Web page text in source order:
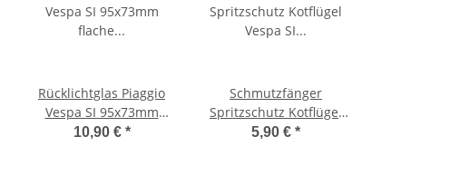
Rücklichtglas Piaggio
Vespa SI 95x73mm
flache Bauform RP218 -
10,90 € *
Schmutzfänger
Spritzschutz Kotflügel
Vespa SI Mix Piaggio
5,90 € *